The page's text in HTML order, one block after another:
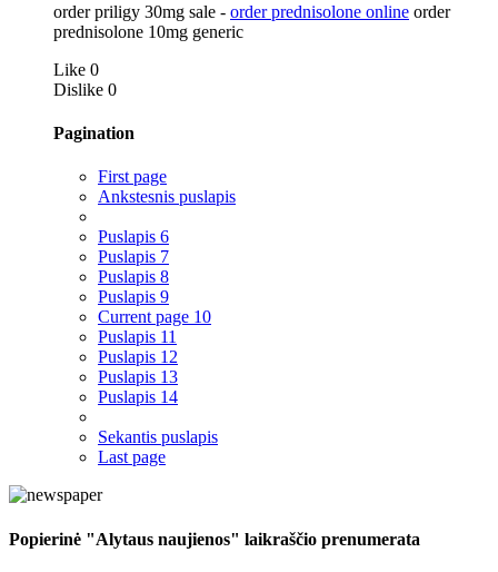
order priligy 30mg sale - order prednisolone online order
prednisolone 10mg generic
Like 0
Dislike 0
Pagination
First page
Ankstesnis puslapis
Puslapis 6
Puslapis 7
Puslapis 8
Puslapis 9
Current page 10
Puslapis 11
Puslapis 12
Puslapis 13
Puslapis 14
Sekantis puslapis
Last page
Popierinė "Alytaus naujienos" laikraščio prenumerata